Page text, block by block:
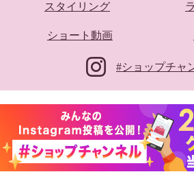
スタイリング
ショート動画
#ショップチャ